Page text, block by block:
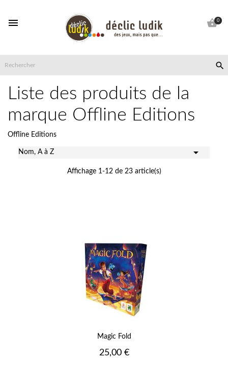
 0

Liste des produits de la
marque Offline Editions
Offline Editions
Nom, A à Z 
Affichage 1-12 de 23 article(s)
Magic Fold
Prix
25,00 €